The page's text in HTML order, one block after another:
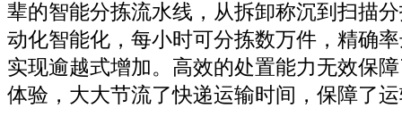
辈的智能分拣流水线，从拆卸称沉到扫描
动化智能化，每小时可分拣数万件，精确
实现逾越式增加。高效的处置能力无效保
体验，大大节流了快递运输时间，保障了